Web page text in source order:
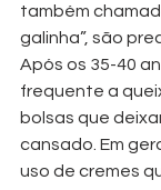
também
galinha”, são
Após os 35-40
frequente a
bolsas que
cansado. Em
uso de cremes